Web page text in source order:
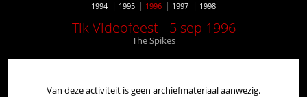
1994
1995 1996 1997 1998
Tik Videofeest - 5 sep 1996
The Spikes
Van deze activiteit is geen archiefmateriaal aanwezig.